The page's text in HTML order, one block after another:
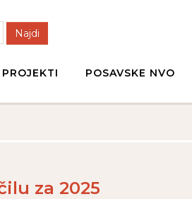
Najdi
PROJEKTI POSAVSKE NVO
za 2025